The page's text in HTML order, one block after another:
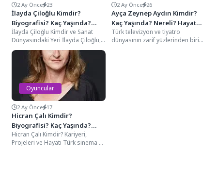
2 Ay Önce 23
İlayda Çiloğlu Kimdir?
Biyografisi? Kaç Yaşında?
Nereli? Hayat Hikayesi
İlayda Çiloğlu Kimdir ve Sanat
Dünyasındaki Yeri İlayda Çiloğlu,
Türk sinema sektöründe yükselen
bir değer...
2 Ay Önce 26
Ayça Zeynep Aydın Kimdir?
Kaç Yaşında? Nereli? Hayat
Hikayesi
Türk televizyon ve tiyatro
dünyasının zarif yüzlerinden biri
Oyuncular
2 Ay Önce 17
Hicran Çalı Kimdir?
Biyografisi? Kaç Yaşında?
Nereli? Hayat Hikayesi
Hicran Çalı Kimdir? Kariyeri,
Projeleri ve Hayatı Türk sinema ve